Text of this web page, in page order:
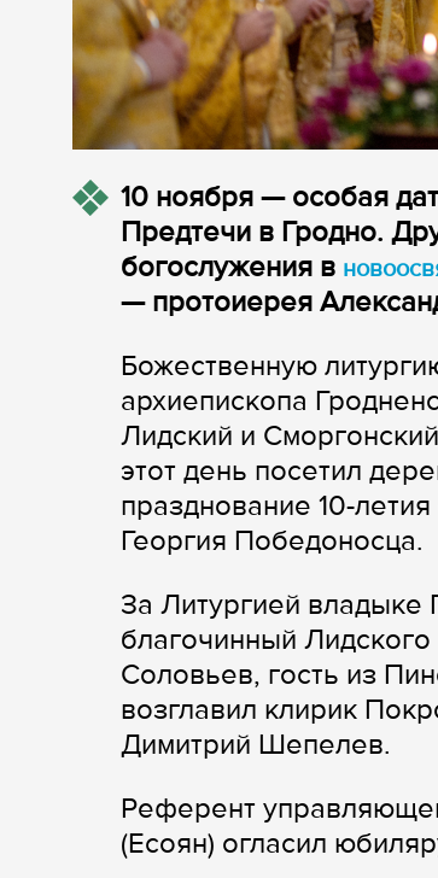
10 ноября — особая
Предтечи в Гродно.
богослужения в
— протоиерея
Божественную
архиепископа
Лидский и
этот день посетил
празднование 10-
Георгия Победоносца.
За Литургией
благочинный
Соловьев, гость из
возглавил клирик
Димитрий Шепелев.
Референт
(Есоян) огласил